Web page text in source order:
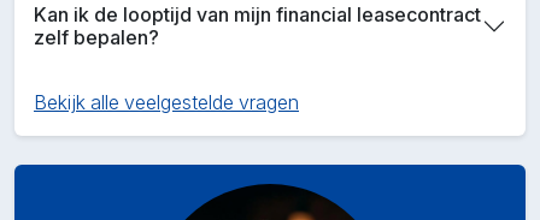
Kan ik de looptijd van mijn financial leasecontract
zelf bepalen?
Bekijk alle veelgestelde vragen